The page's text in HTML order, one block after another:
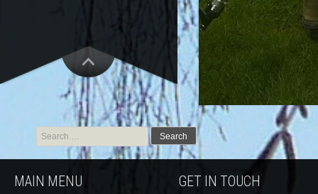
Search for:
MAIN MENU GET IN TOUCH